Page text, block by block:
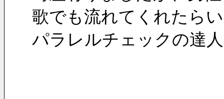
歌でも流れてくれたら
パラレルチェックの達